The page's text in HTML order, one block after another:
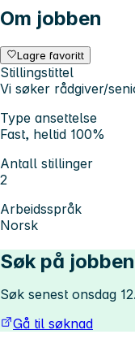
Om jobben
Lagre favoritt
Stillingstittel
Vi søker rådgiver/
Type ansettelse
Fast, heltid 100%
Antall stillinger
2
Arbeidsspråk
Norsk
Søk på jobben
Søk senest onsdag
Gå til søknad